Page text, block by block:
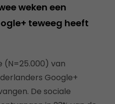
weken een
teweeg heeft
(N=25.000) van
Google+
De sociale